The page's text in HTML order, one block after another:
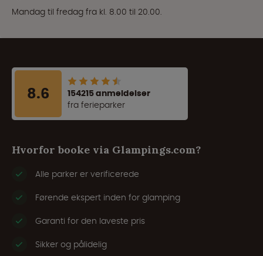
Mandag til fredag fra kl. 8.00 til 20.00.
8.6
154215 anmeldelser
fra ferieparker
Hvorfor booke via Glampings.com?
Alle parker er verificerede
Førende ekspert inden for glamping
Garanti for den laveste pris
Sikker og pålidelig